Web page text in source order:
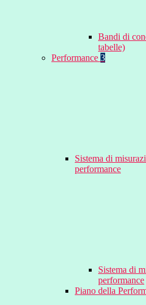
Bandi di
tabelle)
Performance 3
Sistema di
performance
Sistema di
performance
Piano della